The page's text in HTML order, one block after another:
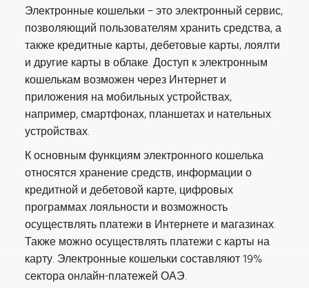
Электронные кошельки – это электронный сервис,
позволяющий пользователям хранить средства, а
также кредитные карты, дебетовые карты, лоялти
и другие карты в облаке. Доступ к электронным
кошелькам возможен через Интернет и
приложения на мобильных устройствах,
например, смартфонах, планшетах и нательных
устройствах.
К основным функциям электронного кошелька
относятся хранение средств, информации о
кредитной и дебетовой карте, цифровых
программах лояльности и возможность
осуществлять платежи в Интернете и магазинах.
Также можно осуществлять платежи с карты на
карту. Электронные кошельки составляют 19%
сектора онлайн-платежей ОАЭ.